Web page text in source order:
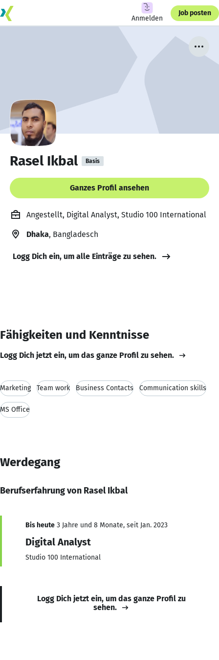
Anmelden
Job posten
Rasel Ikbal Basis
Ganzes Profil ansehen
Angestellt, Digital Analyst, Studio 100 International
Dhaka, Bangladesch
Logg Dich ein, um alle Einträge zu sehen.
Fähigkeiten und Kenntnisse
Logg Dich jetzt ein, um das ganze Profil zu sehen.
Marketing Team work Business Contacts Communication skills
MS Office
Werdegang
Berufserfahrung von Rasel Ikbal
Bis heute 3 Jahre und 8 Monate, seit Jan. 2023
Digital Analyst
Studio 100 International
Logg Dich jetzt ein, um das ganze Profil zu
sehen.